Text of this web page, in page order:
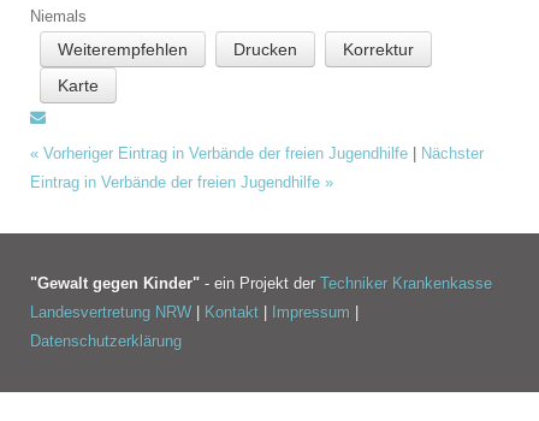
Niemals
Weiterempfehlen Drucken
Korrektur
Karte
« Vorheriger Eintrag in Verbände der freien Jugendhilfe | Nächster
Eintrag in Verbände der freien Jugendhilfe »
"Gewalt gegen Kinder" - ein Projekt der Techniker Krankenkasse
Landesvertretung NRW | Kontakt | Impressum |
Datenschutzerklärung